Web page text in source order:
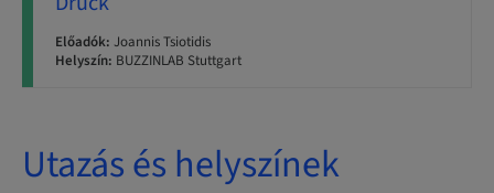
Előadók: Joannis Tsiotidis
Helyszín: BUZZINLAB Stuttgart
Utazás és helyszínek